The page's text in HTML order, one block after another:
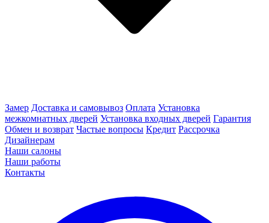
Замер Доставка и самовывоз Оплата Установка
межкомнатных дверей Установка входных дверей Гарантия
Обмен и возврат Частые вопросы Кредит Рассрочка
Дизайнерам
Наши салоны
Наши работы
Контакты